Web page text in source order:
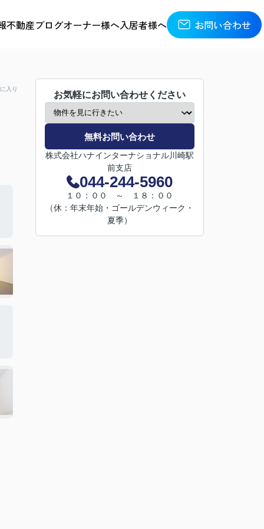
不動産ブログオーナー様へ入居者様へ お問い合わせ
入り
お気軽にお問い合わせください
無料お問い合わせ
株式会社ハナインターナショナル川崎駅
前支店
044-244-5960
１０：００ ～ １８：００
（休：年末年始・ゴールデンウィーク・
夏季）